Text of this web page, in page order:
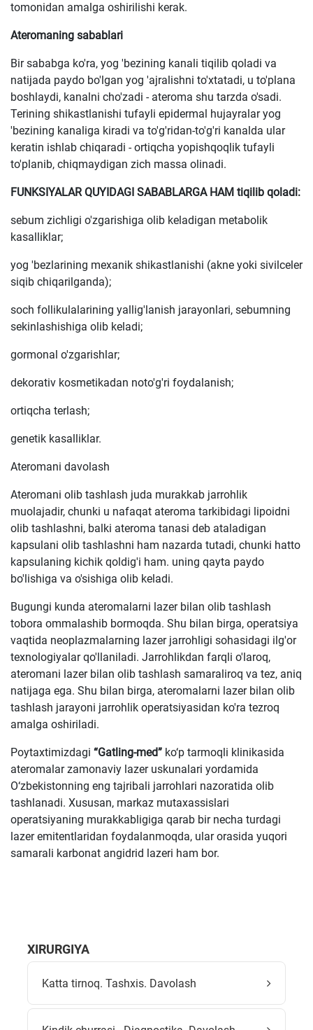
tomonidan amalga oshirilishi kerak.
Ateromaning sabablari
Bir sababga ko'ra, yog 'bezining kanali tiqilib qoladi va
natijada paydo bo'lgan yog 'ajralishni to'xtatadi, u to'plana
boshlaydi, kanalni cho'zadi - ateroma shu tarzda o'sadi.
Terining shikastlanishi tufayli epidermal hujayralar yog
'bezining kanaliga kiradi va to'g'ridan-to'g'ri kanalda ular
keratin ishlab chiqaradi - ortiqcha yopishqoqlik tufayli
to'planib, chiqmaydigan zich massa olinadi.
FUNKSIYALAR QUYIDAGI SABABLARGA HAM tiqilib qoladi:
sebum zichligi o'zgarishiga olib keladigan metabolik
kasalliklar;
yog 'bezlarining mexanik shikastlanishi (akne yoki sivilceler
siqib chiqarilganda);
soch follikulalarining yallig'lanish jarayonlari, sebumning
sekinlashishiga olib keladi;
gormonal o'zgarishlar;
dekorativ kosmetikadan noto'g'ri foydalanish;
ortiqcha terlash;
genetik kasalliklar.
Ateromani davolash
Ateromani olib tashlash juda murakkab jarrohlik
muolajadir, chunki u nafaqat ateroma tarkibidagi lipoidni
olib tashlashni, balki ateroma tanasi deb ataladigan
kapsulani olib tashlashni ham nazarda tutadi, chunki hatto
kapsulaning kichik qoldig'i ham. uning qayta paydo
bo'lishiga va o'sishiga olib keladi.
Bugungi kunda ateromalarni lazer bilan olib tashlash
tobora ommalashib bormoqda. Shu bilan birga, operatsiya
vaqtida neoplazmalarning lazer jarrohligi sohasidagi ilg'or
texnologiyalar qo'llaniladi. Jarrohlikdan farqli o'laroq,
ateromani lazer bilan olib tashlash samaraliroq va tez, aniq
natijaga ega. Shu bilan birga, ateromalarni lazer bilan olib
tashlash jarayoni jarrohlik operatsiyasidan ko'ra tezroq
amalga oshiriladi.
Poytaxtimizdagi “Gatling-med” ko‘p tarmoqli klinikasida
ateromalar zamonaviy lazer uskunalari yordamida
O‘zbekistonning eng tajribali jarrohlari nazoratida olib
tashlanadi. Xususan, markaz mutaxassislari
operatsiyaning murakkabligiga qarab bir necha turdagi
lazer emitentlaridan foydalanmoqda, ular orasida yuqori
samarali karbonat angidrid lazeri ham bor.
XIRURGIYA
Katta tirnoq. Tashxis. Davolash